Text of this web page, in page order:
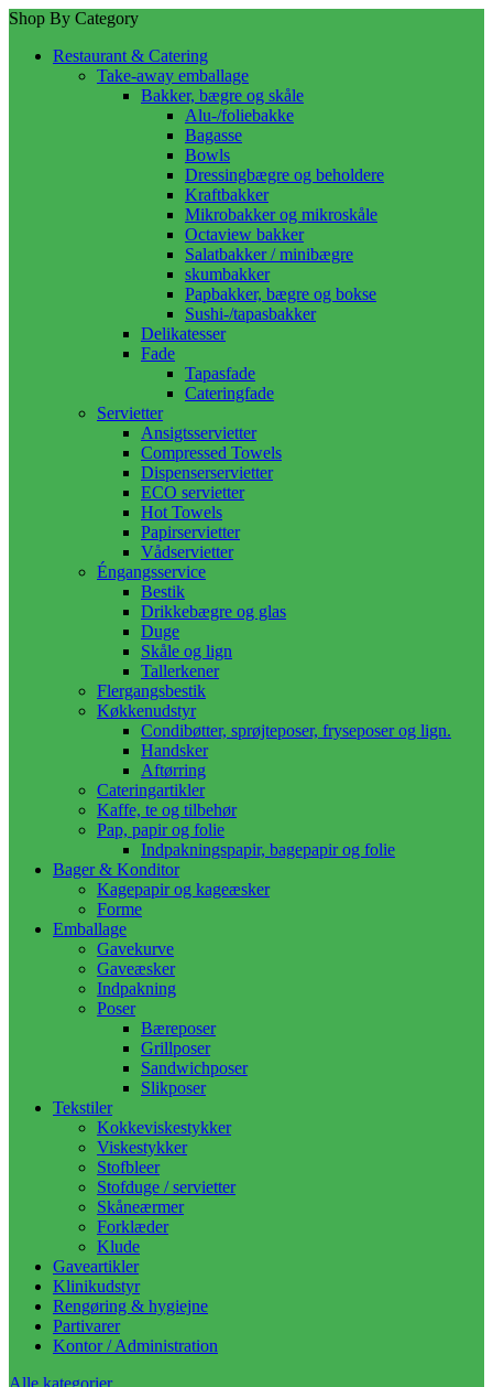
Shop By Category
Restaurant & Catering
Take-away emballage
Bakker, bægre og skåle
Alu-/foliebakke
Bagasse
Bowls
Dressingbægre og beholdere
Kraftbakker
Mikrobakker og mikroskåle
Octaview bakker
Salatbakker / minibægre
skumbakker
Papbakker, bægre og bokse
Sushi-/tapasbakker
Delikatesser
Fade
Tapasfade
Cateringfade
Servietter
Ansigtsservietter
Compressed Towels
Dispenserservietter
ECO servietter
Hot Towels
Papirservietter
Vådservietter
Éngangsservice
Bestik
Drikkebægre og glas
Duge
Skåle og lign
Tallerkener
Flergangsbestik
Køkkenudstyr
Condibøtter, sprøjteposer, fryseposer og lign.
Handsker
Aftørring
Cateringartikler
Kaffe, te og tilbehør
Pap, papir og folie
Indpakningspapir, bagepapir og folie
Bager & Konditor
Kagepapir og kageæsker
Forme
Emballage
Gavekurve
Gaveæsker
Indpakning
Poser
Bæreposer
Grillposer
Sandwichposer
Slikposer
Tekstiler
Kokkeviskestykker
Viskestykker
Stofbleer
Stofduge / servietter
Skåneærmer
Forklæder
Klude
Gaveartikler
Klinikudstyr
Rengøring & hygiejne
Partivarer
Kontor / Administration
Alle kategorier